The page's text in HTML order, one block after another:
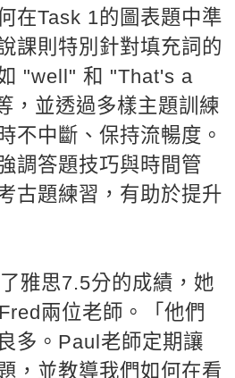
在Task 1的圖表題中準
課則特別針對填充詞的
"well" 和 "That's a
，並透過多樣主題訓練
不中斷、保持流暢度。
調答題技巧與時間管
古題練習，有助於提升
雅思7.5分的成績，她
兩位老師。「他們
多。Paul老師定期讓
，並教導我們如何在看